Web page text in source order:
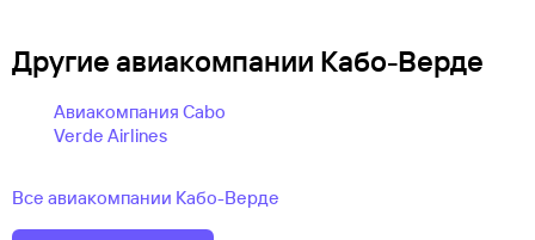
Другие авиакомпании Кабо-Верде
Авиакомпания Cabo
Verde Airlines
Все авиакомпании Кабо-Верде